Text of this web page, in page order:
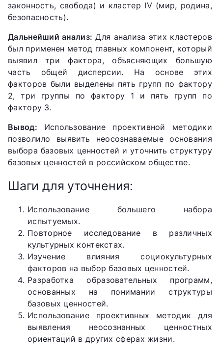
законность, свобода) и кластер IV (мир, родина,
безопасность).
Дальнейший анализ: Для анализа этих кластеров
был применен метод главных компонент, который
выявил три фактора, объясняющих большую
часть общей дисперсии. На основе этих
факторов были выделены пять групп по фактору
2, три группы по фактору 1 и пять групп по
фактору 3.
Вывод: Использование проективной методики
позволило выявить неосознаваемые основания
выбора базовых ценностей и уточнить структуру
базовых ценностей в российском обществе.
Шаги для уточнения:
Использование большего набора
испытуемых.
Повторное исследование в различных
культурных контекстах.
Изучение влияния социокультурных
факторов на выбор базовых ценностей.
Разработка образовательных программ,
основанных на понимании структуры
базовых ценностей.
Использование проективных методик для
выявления неосознанных ценностных
ориентаций в других сферах жизни.